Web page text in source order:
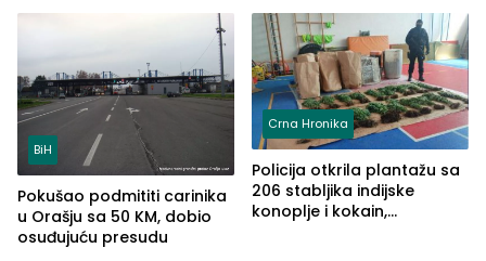
BiH
Pokušao podmititi carinika
u Orašju sa 50 KM, dobio
osuđujuću presudu
Crna Hronika
Policija otkrila plantažu sa
206 stabljika indijske
konoplje i kokain,